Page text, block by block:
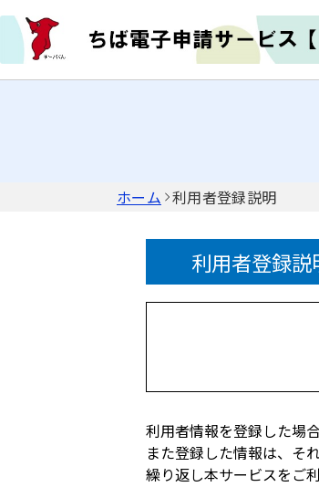
ホーム 利用者登録説明
利用者登録説
利用者情報を登録した場
また登録した情報は、そ
繰り返し本サービスをご